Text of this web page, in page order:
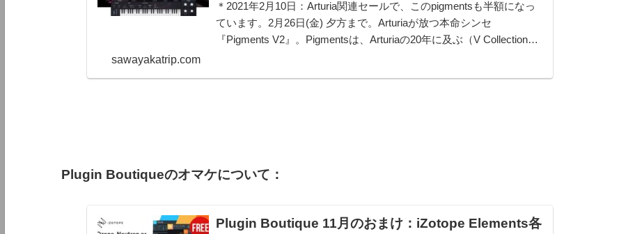
＊2021年2月10日：Arturia関連セールで、このpigmentsも半額になっ
ています。2月26日(金) 夕方まで。Arturiaが放つ本命シンセ
『Pigments V2』。Pigmentsは、Arturiaの20年に及ぶ（V Collectionシ
sawayakatrip.com
Plugin Boutiqueのオマケについて：
Plugin Boutique 11月のおまけ：iZotope Elements各